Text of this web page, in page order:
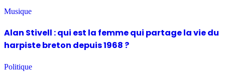
Musique
Alan Stivell : qui est la femme qui partage la vie du
harpiste breton depuis 1968 ?
Politique